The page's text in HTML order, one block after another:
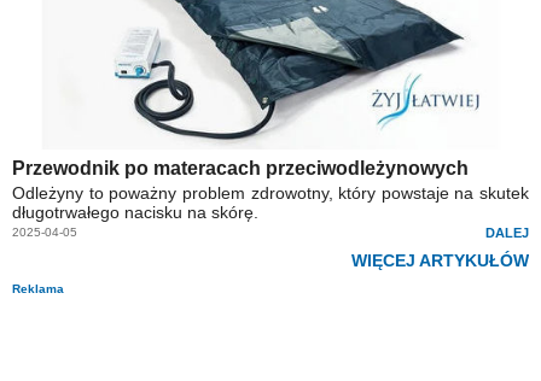
Przewodnik po materacach przeciwodleżynowych
Odleżyny to poważny problem zdrowotny, który powstaje na skutek
długotrwałego nacisku na skórę.
2025-04-05 DALEJ
WIĘCEJ ARTYKUŁÓW
Reklama